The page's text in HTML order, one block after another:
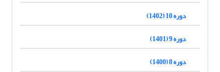
دوره 10 (1402)
دوره 9 (1401)
دوره 8 (1400)